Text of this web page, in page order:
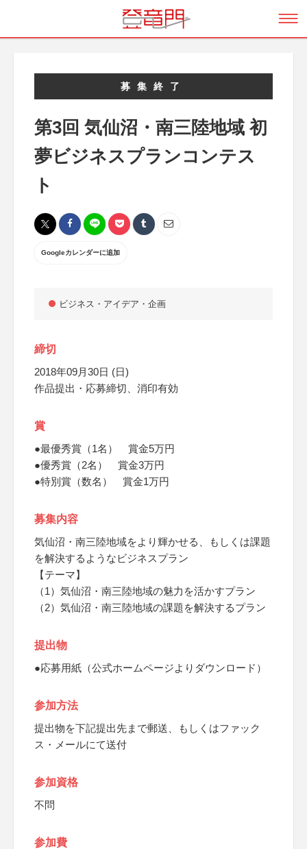
募集終了
第3回 気仙沼・南三陸地域 初
夢ビジネスプランコンテス
ト
Googleカレンダーに追加
ビジネス・アイデア・企画
締切
2018年09月30日 (日)
作品提出・応募締切、消印有効
賞
●最優秀賞（1名） 賞金5万円
●優秀賞（2名） 賞金3万円
●特別賞（数名） 賞金1万円
募集内容
気仙沼・南三陸地域をより輝かせる、もしくは課題
を解決するようなビジネスプラン
【テーマ】
（1）気仙沼・南三陸地域の魅力を活かすプラン
（2）気仙沼・南三陸地域の課題を解決するプラン
提出物
●応募用紙（公式ホームページよりダウンロード）
参加方法
提出物を下記提出先まで郵送、もしくはファック
ス・メールにて送付
参加資格
不問
参加費